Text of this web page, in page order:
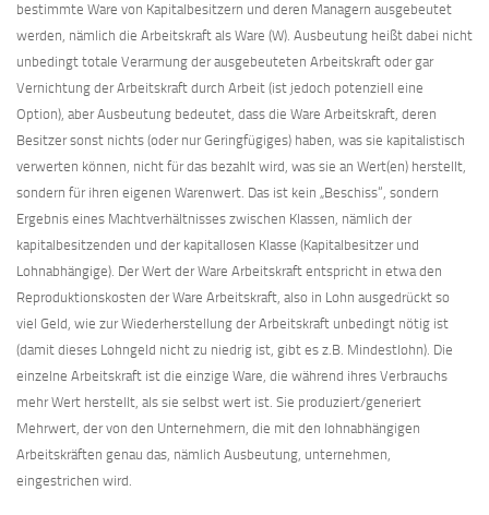
bestimmte Ware von Kapitalbesitzern und deren Managern ausgebeutet
werden, nämlich die Arbeitskraft als Ware (W). Ausbeutung heißt dabei nicht
unbedingt totale Verarmung der ausgebeuteten Arbeitskraft oder gar
Vernichtung der Arbeitskraft durch Arbeit (ist jedoch potenziell eine
Option), aber Ausbeutung bedeutet, dass die Ware Arbeitskraft, deren
Besitzer sonst nichts (oder nur Geringfügiges) haben, was sie kapitalistisch
verwerten können, nicht für das bezahlt wird, was sie an Wert(en) herstellt,
sondern für ihren eigenen Warenwert. Das ist kein „Beschiss“, sondern
Ergebnis eines Machtverhältnisses zwischen Klassen, nämlich der
kapitalbesitzenden und der kapitallosen Klasse (Kapitalbesitzer und
Lohnabhängige). Der Wert der Ware Arbeitskraft entspricht in etwa den
Reproduktionskosten der Ware Arbeitskraft, also in Lohn ausgedrückt so
viel Geld, wie zur Wiederherstellung der Arbeitskraft unbedingt nötig ist
(damit dieses Lohngeld nicht zu niedrig ist, gibt es z.B. Mindestlohn). Die
einzelne Arbeitskraft ist die einzige Ware, die während ihres Verbrauchs
mehr Wert herstellt, als sie selbst wert ist. Sie produziert/generiert
Mehrwert, der von den Unternehmern, die mit den lohnabhängigen
Arbeitskräften genau das, nämlich Ausbeutung, unternehmen,
eingestrichen wird.